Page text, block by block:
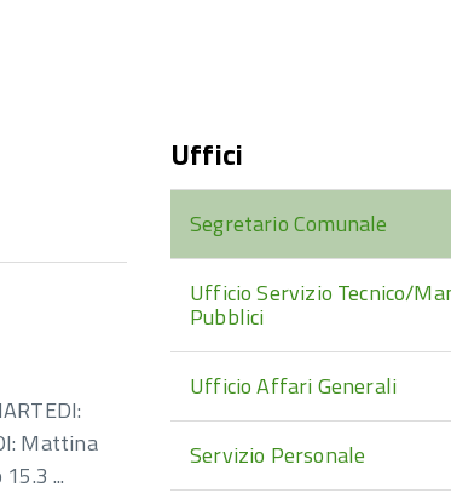
Mattina
...
Uffici
Segretario Comunale
Ufficio Servizio Tecnico/
Pubblici
Ufficio Affari Generali
Servizio Personale